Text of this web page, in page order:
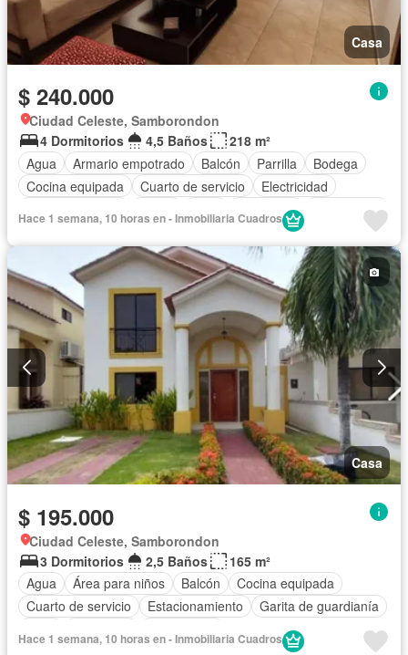
Casa
$ 240.000
Ciudad Celeste, Samborondon
4 Dormitorios
4,5 Baños
218 m²
Agua
Armario empotrado Balcón Parrilla
Bodega
Cocina equipada
Cuarto de servicio
Electricidad
Seguridad Sin amoblar
Hace 1 semana, 10 horas en - Inmobiliaria Cuadros
Casa
$ 195.000
Ciudad Celeste, Samborondon
3 Dormitorios
2,5 Baños
165 m²
Agua
Área para niños Balcón
Cocina equipada
Cuarto de servicio
Estacionamiento
Garita de guardianía
Hace 1 semana, 10 horas en - Inmobiliaria Cuadros